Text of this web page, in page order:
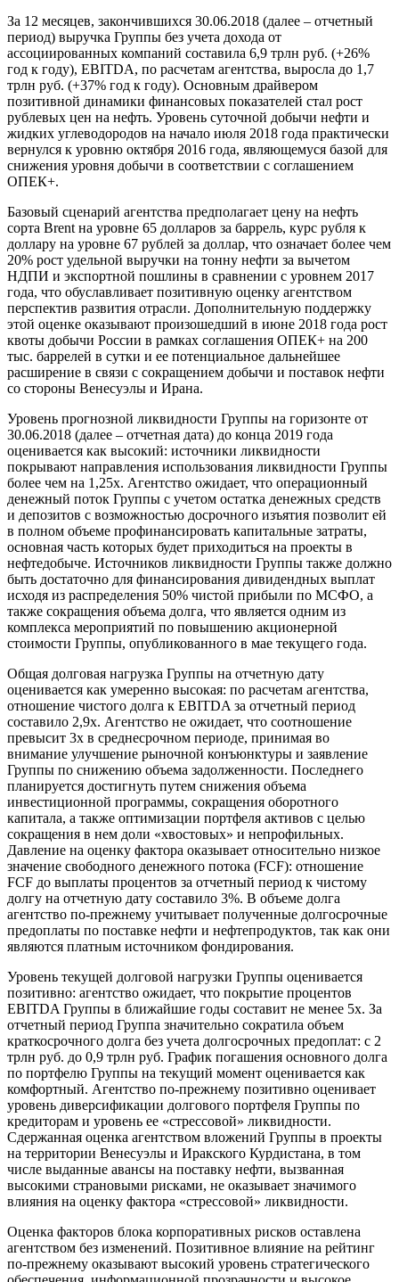
За 12 месяцев, закончившихся 30.06.2018 (далее – отчетный
период) выручка Группы без учета дохода от
ассоциированных компаний составила 6,9 трлн руб. (+26%
год к году), EBITDA, по расчетам агентства, выросла до 1,7
трлн руб. (+37% год к году). Основным драйвером
позитивной динамики финансовых показателей стал рост
рублевых цен на нефть. Уровень суточной добычи нефти и
жидких углеводородов на начало июля 2018 года практически
вернулся к уровню октября 2016 года, являющемуся базой для
снижения уровня добычи в соответствии с соглашением
ОПЕК+.
Базовый сценарий агентства предполагает цену на нефть
сорта Brent на уровне 65 долларов за баррель, курс рубля к
доллару на уровне 67 рублей за доллар, что означает более чем
20% рост удельной выручки на тонну нефти за вычетом
НДПИ и экспортной пошлины в сравнении с уровнем 2017
года, что обуславливает позитивную оценку агентством
перспектив развития отрасли. Дополнительную поддержку
этой оценке оказывают произошедший в июне 2018 года рост
квоты добычи России в рамках соглашения ОПЕК+ на 200
тыс. баррелей в сутки и ее потенциальное дальнейшее
расширение в связи с сокращением добычи и поставок нефти
со стороны Венесуэлы и Ирана.
Уровень прогнозной ликвидности Группы на горизонте от
30.06.2018 (далее – отчетная дата) до конца 2019 года
оценивается как высокий: источники ликвидности
покрывают направления использования ликвидности Группы
более чем на 1,25х. Агентство ожидает, что операционный
денежный поток Группы с учетом остатка денежных средств
и депозитов с возможностью досрочного изъятия позволит ей
в полном объеме профинансировать капитальные затраты,
основная часть которых будет приходиться на проекты в
нефтедобыче. Источников ликвидности Группы также должно
быть достаточно для финансирования дивидендных выплат
исходя из распределения 50% чистой прибыли по МСФО, а
также сокращения объема долга, что является одним из
комплекса мероприятий по повышению акционерной
стоимости Группы, опубликованного в мае текущего года.
Общая долговая нагрузка Группы на отчетную дату
оценивается как умеренно высокая: по расчетам агентства,
отношение чистого долга к EBITDA за отчетный период
составило 2,9х. Агентство не ожидает, что соотношение
превысит 3х в среднесрочном периоде, принимая во
внимание улучшение рыночной конъюнктуры и заявление
Группы по снижению объема задолженности. Последнего
планируется достигнуть путем снижения объема
инвестиционной программы, сокращения оборотного
капитала, а также оптимизации портфеля активов с целью
сокращения в нем доли «хвостовых» и непрофильных.
Давление на оценку фактора оказывает относительно низкое
значение свободного денежного потока (FCF): отношение
FCF до выплаты процентов за отчетный период к чистому
долгу на отчетную дату составило 3%. В объеме долга
агентство по-прежнему учитывает полученные долгосрочные
предоплаты по поставке нефти и нефтепродуктов, так как они
являются платным источником фондирования.
Уровень текущей долговой нагрузки Группы оценивается
позитивно: агентство ожидает, что покрытие процентов
EBITDA Группы в ближайшие годы составит не менее 5х. За
отчетный период Группа значительно сократила объем
краткосрочного долга без учета долгосрочных предоплат: с 2
трлн руб. до 0,9 трлн руб. График погашения основного долга
по портфелю Группы на текущий момент оценивается как
комфортный. Агентство по-прежнему позитивно оценивает
уровень диверсификации долгового портфеля Группы по
кредиторам и уровень ее «стрессовой» ликвидности.
Сдержанная оценка агентством вложений Группы в проекты
на территории Венесуэлы и Иракского Курдистана, в том
числе выданные авансы на поставку нефти, вызванная
высокими страновыми рисками, не оказывает значимого
влияния на оценку фактора «стрессовой» ликвидности.
Оценка факторов блока корпоративных рисков оставлена
агентством без изменений. Позитивное влияние на рейтинг
по-прежнему оказывают высокий уровень стратегического